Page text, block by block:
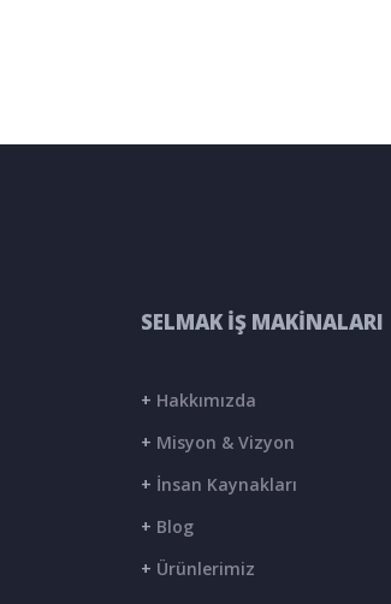
SELMAK İŞ MAKİNALARI
+ Hakkımızda
+ Misyon & Vizyon
+ İnsan Kaynakları
+ Blog
+ Ürünlerimiz